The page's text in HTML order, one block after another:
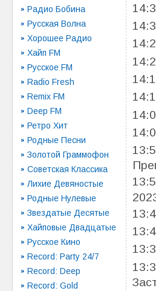
Радио Бобина
Русская Волна
Хорошее Радио
Хайп FM
Русское FM
Radio Fresh
Remix FM
Deep FM
Ретро Хит
Родные Песни
Золотой Граммофон
Советская Классика
Лихие Девяностые
Родные Нулевые
Звездатые Десятые
Хайповые Двадцатые
Русское Кино
Record: Party 24/7
Record: Deep
Record: Gold